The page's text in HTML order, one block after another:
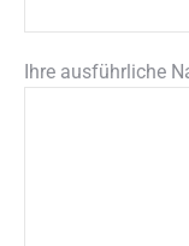
Ihre ausführliche